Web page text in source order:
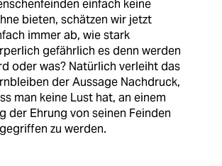
einfach keine
bieten, schätzen wir jetzt
immer ab, wie stark
gefährlich es denn werden
oder was? Natürlich verleiht das
der Aussage Nachdruck,
man keine Lust hat, an einem
der Ehrung von seinen Feinden
zu werden.